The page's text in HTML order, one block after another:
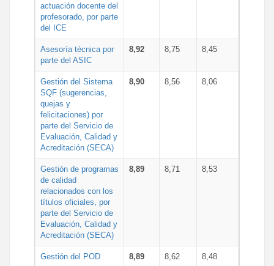
actuación docente del
profesorado, por parte
del ICE
Asesoría técnica por
parte del ASIC
8,92 8,75 8,45
Gestión del Sistema
SQF (sugerencias,
quejas y
felicitaciones) por
parte del Servicio de
Evaluación, Calidad y
Acreditación (SECA)
8,90 8,56 8,06
Gestión de programas
de calidad
relacionados con los
títulos oficiales, por
parte del Servicio de
Evaluación, Calidad y
Acreditación (SECA)
8,89 8,71 8,53
Gestión del POD 8,89 8,62 8,48